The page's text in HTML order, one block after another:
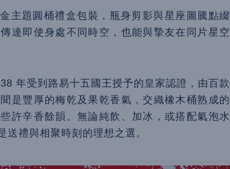
主題圓桶禮盒包裝，瓶身剪影與星座圖騰點綴
達即使身處不同時空，也能與摯友在同片星空
年受到路易十五國王授予的皇家認證，由百款
是豐厚的梅乾及果乾香氣，交織橡木桶熟成的
許辛香餘韻。無論純飲、加冰，或搭配氣泡水
禮與相聚時刻的理想之選。